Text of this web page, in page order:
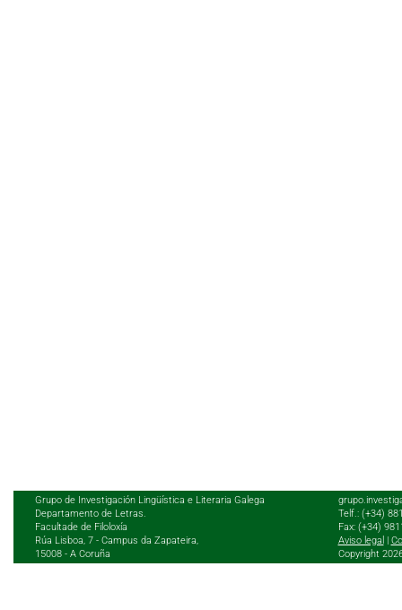
Grupo de Investigación Lingüística e Literaria Galega
Departamento de Letras.
Facultade de Filoloxía
Rúa Lisboa, 7 - Campus da Zapateira,
15008 - A Coruña
Telf.: (+34)
Fax: (+34)
Aviso legal
Copyright